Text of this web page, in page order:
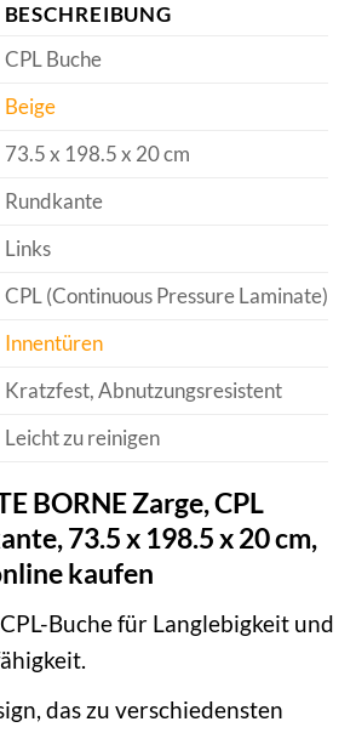
BESCHREIBUNG
CPL Buche
Beige
73.5 x 198.5 x 20 cm
Rundkante
Links
CPL (Continuous Pressure Laminate)
Innentüren
Kratzfest, Abnutzungsresistent
Leicht zu reinigen
BORNE Zarge, CPL
73.5 x 198.5 x 20 cm,
kaufen
Buche für Langlebigkeit und
das zu verschiedensten